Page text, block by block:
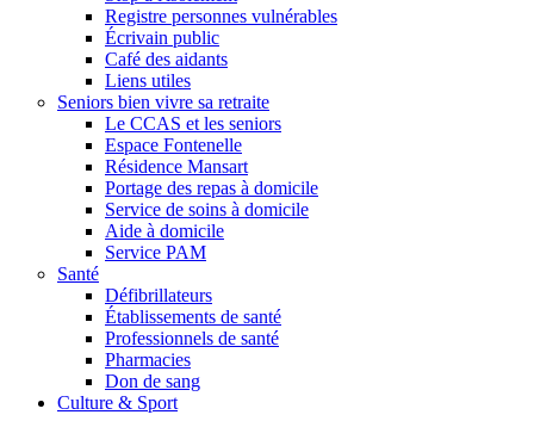
Registre personnes vulnérables
Écrivain public
Café des aidants
Liens utiles
Seniors bien vivre sa retraite
Le CCAS et les seniors
Espace Fontenelle
Résidence Mansart
Portage des repas à domicile
Service de soins à domicile
Aide à domicile
Service PAM
Santé
Défibrillateurs
Établissements de santé
Professionnels de santé
Pharmacies
Don de sang
Culture & Sport